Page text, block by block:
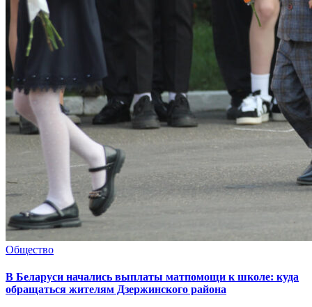
Общество
В Беларуси начались выплаты матпомощи к школе: куда
обращаться жителям Дзержинского района